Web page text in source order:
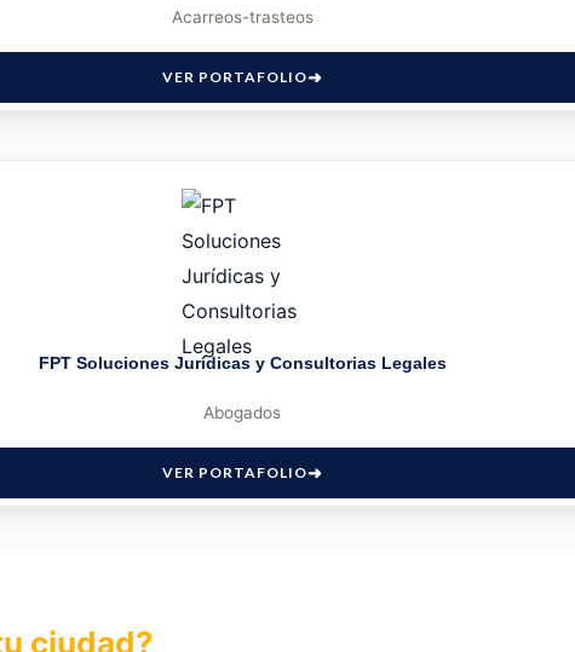
Acarreos-trasteos
VER PORTAFOLIO
FPT Soluciones Jurídicas y Consultorias Legales
Abogados
VER PORTAFOLIO
ciudad?